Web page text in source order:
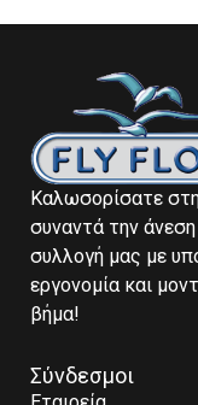
Καλωσορίσατε
συναντά την
συλλογή μας με
εργονομία και
βήμα!
Σύνδεσμοι